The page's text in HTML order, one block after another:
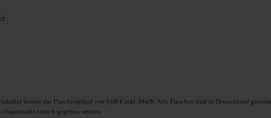
bereits das Flaschenpfand von 0,08 € inkl. MwSt. Alle Flaschen sind in Deutschland
Supermarkt zurück gegeben werden.